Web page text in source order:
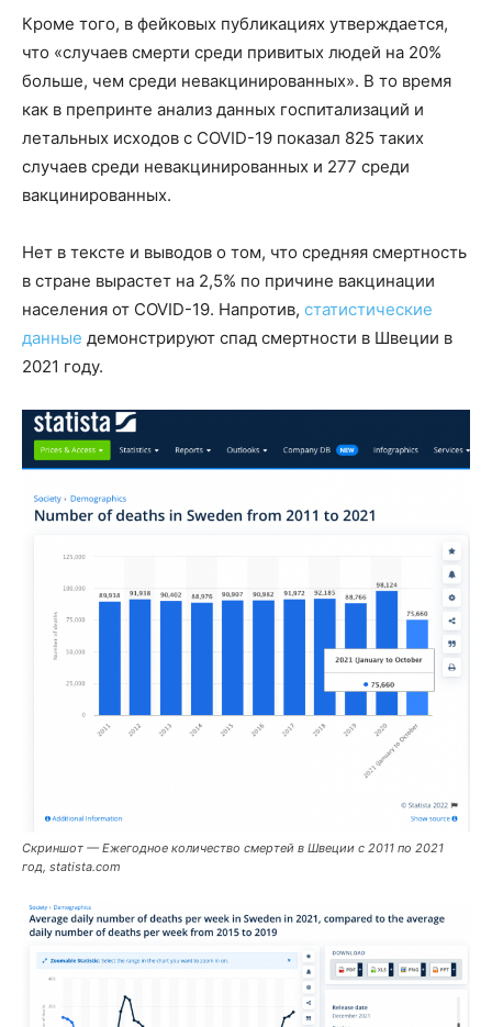
Кроме того, в фейковых публикациях утверждается,
что «случаев смерти среди привитых людей на 20%
больше, чем среди невакцинированных». В то время
как в препринте анализ данных госпитализаций и
летальных исходов с COVID-19 показал 825 таких
случаев среди невакцинированных и 277 среди
вакцинированных.
Нет в тексте и выводов о том, что средняя смертность
в стране вырастет на 2,5% по причине вакцинации
населения от COVID-19. Напротив, статистические
данные демонстрируют спад смертности в Швеции в
2021 году.
Скриншот — Ежегодное количество смертей в Швеции с 2011 по 2021
год, statista.com